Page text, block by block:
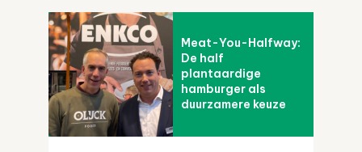
Meat-You-Halfway:
De half
plantaardige
hamburger als
duurzamere keuze